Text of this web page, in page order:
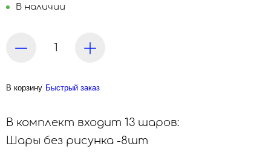
В наличии
В корзину Быстрый заказ
В комплект входит 13 шаров:
Шары без рисунка -8шт